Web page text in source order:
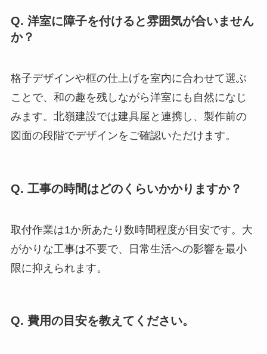
Q. 洋室に障子を付けると雰囲気が合いません
か？
格子デザインや框の仕上げを室内に合わせて選ぶ
ことで、和の趣を残しながら洋室にも自然になじ
みます。北嶺建設では建具屋と連携し、製作前の
図面の段階でデザインをご確認いただけます。
Q. 工事の時間はどのくらいかかりますか？
取付作業は1か所あたり数時間程度が目安です。大
がかりな工事は不要で、日常生活への影響を最小
限に抑えられます。
Q. 費用の目安を教えてください。